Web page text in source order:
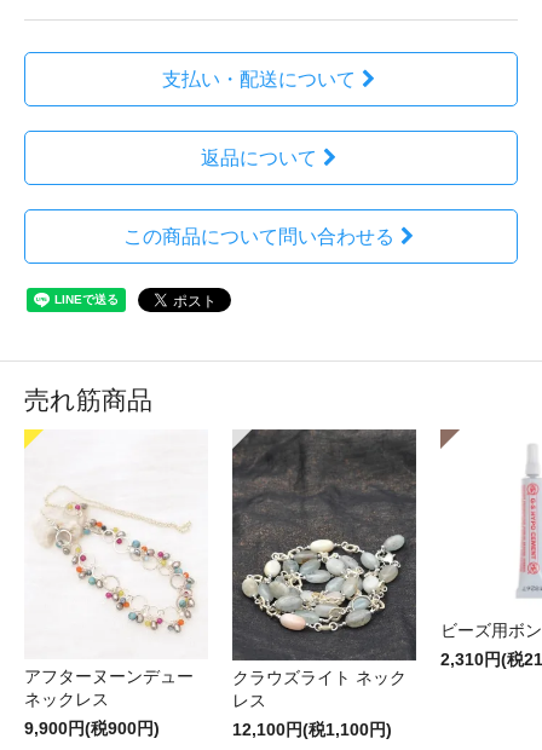
支払い・配送について
返品について
この商品について問い合わせる
売れ筋商品
アフターヌーンデュー
ネックレス
9,900円(税900円)
クラウズライト ネック
レス
12,100円(税1,100円)
ビーズ用ボ
2,310円(税